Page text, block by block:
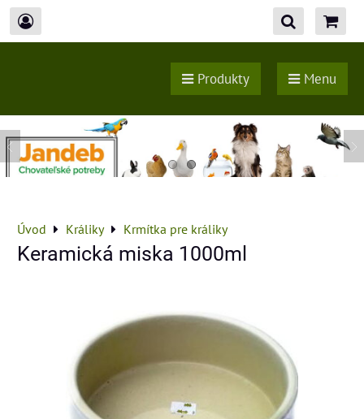
Produkty Menu
Úvod Králiky Krmítka pre králiky
Keramická miska 1000ml